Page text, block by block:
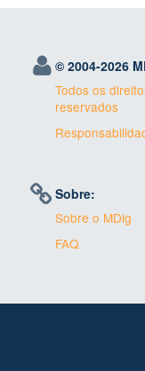
© 2004-2026
Todos os
reservados
Sobre:
Sobre o MDig
FAQ